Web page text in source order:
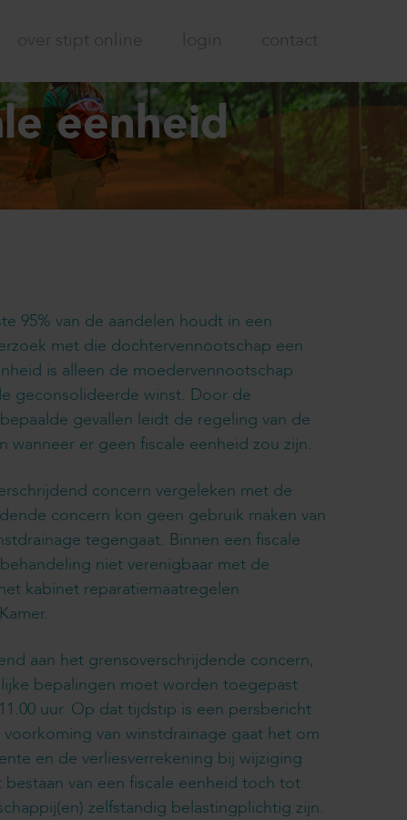
over stipt online login contact
eenheid
95% van de aandelen houdt in een
met die dochtervennootschap een
is alleen de moedervennootschap
geconsolideerde winst. Door de
gevallen leidt de regeling van de
er geen fiscale eenheid zou zijn.
concern vergeleken met de
concern kon geen gebruik maken van
tegengaat. Binnen een fiscale
niet verenigbaar met de
kabinet reparatiemaatregelen
aan het grensoverschrijdende concern,
bepalingen moet worden toegepast
uur. Op dat tijdstip is een persbericht
van winstdrainage gaat het om
en de verliesverrekening bij wijziging
van een fiscale eenheid toch tot
zelfstandig belastingplichtig zijn.